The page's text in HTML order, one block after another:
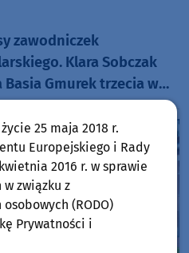
zawodniczek
Klara Sobczak
Gmurek trzecia w
25 maja 2018 r.
Europejskiego i Rady
2016 r. w sprawie
związku z
(RODO)
Prywatności i